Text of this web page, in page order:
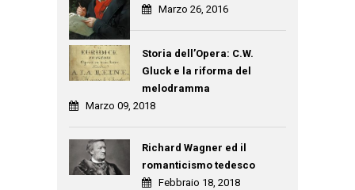
Marzo 26, 2016
Storia dell’Opera: C.W.
Gluck e la riforma del
melodramma
Marzo 09, 2018
Richard Wagner ed il
romanticismo tedesco
Febbraio 18, 2018